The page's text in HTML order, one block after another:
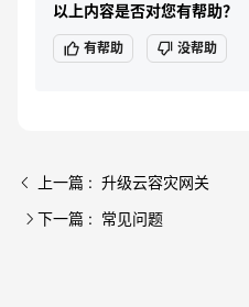
以上内容是否对您有帮助？
有帮助 没帮助
上一篇 : 升级云容灾网关
下一篇 : 常见问题